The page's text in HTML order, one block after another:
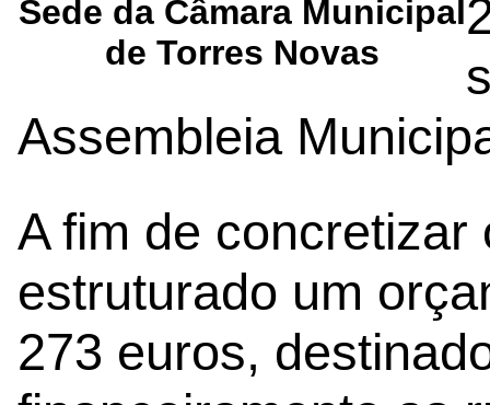
Sede da Câmara Municipal
de Torres Novas
Assembleia
A fim de
estruturado um
273 euros,